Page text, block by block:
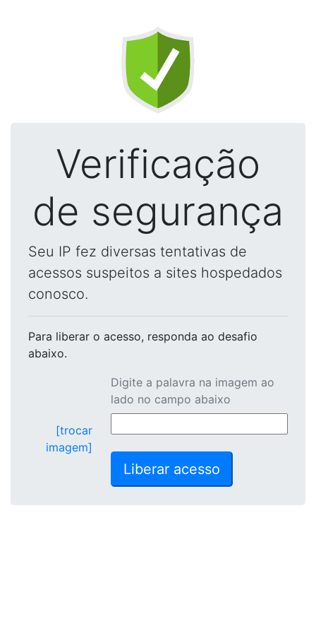
Verificação
de segurança
Seu IP fez diversas tentativas de
acessos suspeitos a sites hospedados
conosco.
Para liberar o acesso, responda ao desafio
abaixo.
[trocar
imagem]
Digite a palavra na imagem ao
lado no campo abaixo